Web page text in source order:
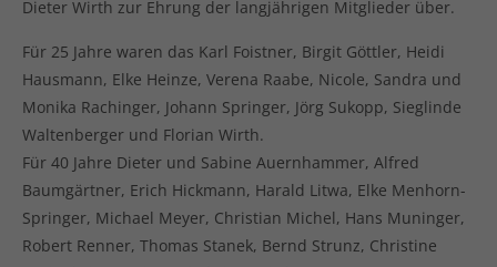
Dieter Wirth zur Ehrung der langjährigen Mitglieder über.
Für 25 Jahre waren das Karl Foistner, Birgit Göttler, Heidi
Hausmann, Elke Heinze, Verena Raabe, Nicole, Sandra und
Monika Rachinger, Johann Springer, Jörg Sukopp, Sieglinde
Waltenberger und Florian Wirth.
Für 40 Jahre Dieter und Sabine Auernhammer, Alfred
Baumgärtner, Erich Hickmann, Harald Litwa, Elke Menhorn-
Springer, Michael Meyer, Christian Michel, Hans Muninger,
Robert Renner, Thomas Stanek, Bernd Strunz, Christine